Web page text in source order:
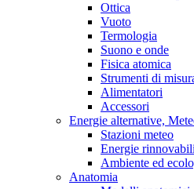
Ottica
Vuoto
Termologia
Suono e onde
Fisica atomica
Strumenti di
Alimentatori
Accessori
Energie alternative,
Stazioni meteo
Energie rinnovabili
Ambiente ed
Anatomia